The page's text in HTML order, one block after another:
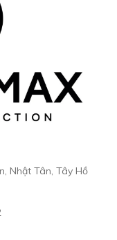
Nhật Tân, Tây Hồ